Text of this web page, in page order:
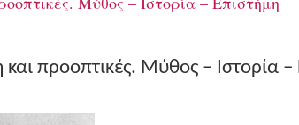
προοπτικές. Μύθος – Ιστορία –